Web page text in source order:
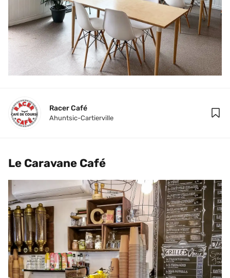
Racer Café
Ahuntsic-Cartierville
Le Caravane Café